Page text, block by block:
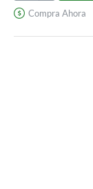
HolofitCompra Ahora